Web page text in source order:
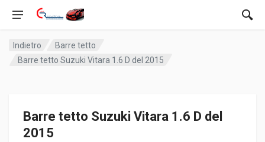
Indietro
Barre tetto
Barre tetto Suzuki Vitara 1.6 D del 2015
Barre tetto Suzuki Vitara 1.6 D del
2015